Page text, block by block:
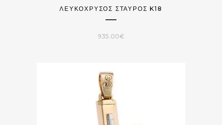
ΛΕΥΚΟΧΡΥΣΟΣ ΣΤΑΥΡΟΣ K18
935.00€